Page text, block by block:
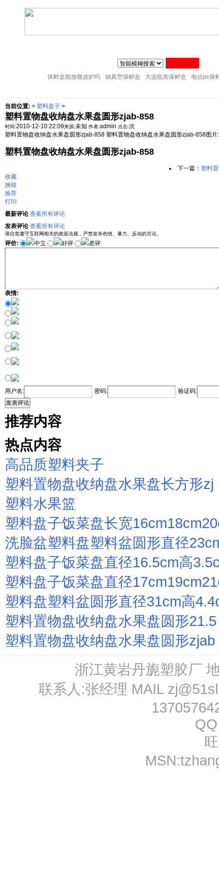
塑料整理箱 塑料储物架
保鲜盒能放微波炉吗 抽真空保鲜盒 大连批发保鲜盒 电信pc保
当前位置: > 塑料盘子 >
塑料置物盘收纳盘水果盘圆形zjab-858
时间:2010-12-10 22:09来源:未知 作者:admin 点击:次
塑料置物盘收纳盘水果盘圆形zjab-858 塑料置物盘收纳盘水果盘圆形zjab-858图片
塑料置物盘收纳盘水果盘圆形zjab-858
下一篇： 塑料
收藏
挑错
推荐
打印
最新评论 查看所有评论
发表评论 查看所有评论
请自觉遵守互联网相关的政策法规，严禁发布色情、暴力、反动的言论。
评价: 中立 好评 差评
表情:
用户名: 密码:
验证码:
发表评论
推荐内容
热点内容
高品质塑料夹子
塑料置物盘收纳盘水果盘长方形zj
塑料水果篮
塑料盘子饭菜盘长宽
洗脸盆塑料盘塑料盆圆形直径
塑料盘子饭菜盘直径16.5cm高
塑料盘子饭菜盘直径
塑料盘塑料盆圆形直径31cm高
塑料置物盘收纳盘水果盘圆形21.5
塑料置物盘收纳盘水果盘圆形zjab
浙江黄岩丹旎塑胶厂
联系人:张经理 MAIL
MSN: